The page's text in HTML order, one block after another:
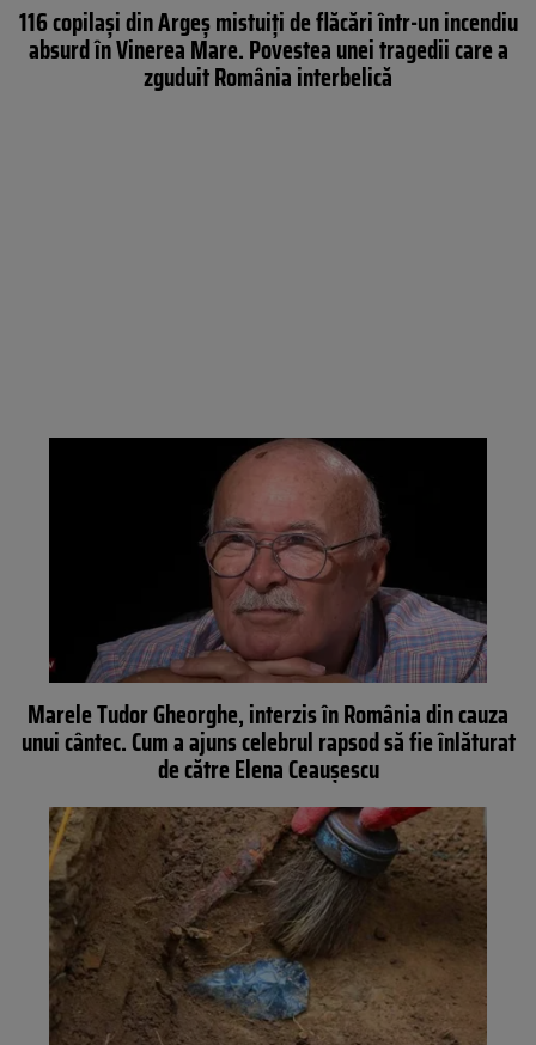
116 copilași din Argeș mistuiți de flăcări într-un incendiu
absurd în Vinerea Mare. Povestea unei tragedii care a
zguduit România interbelică
Marele Tudor Gheorghe, interzis în România din cauza
unui cântec. Cum a ajuns celebrul rapsod să fie înlăturat
de către Elena Ceaușescu